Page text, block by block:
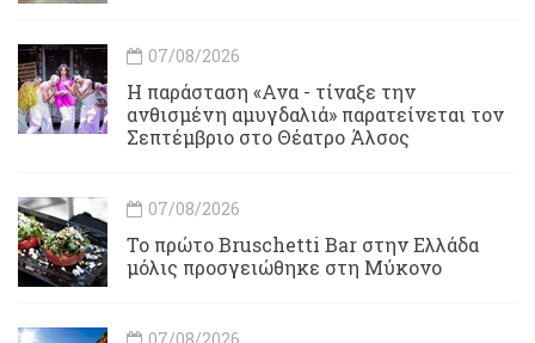
07/08/2026
Η παράσταση «Ανα - τίναξε την
ανθισμένη αμυγδαλιά» παρατείνεται τον
Σεπτέμβριο στο Θέατρο Άλσος
07/08/2026
Το πρώτο Bruschetti Bar στην Ελλάδα
μόλις προσγειώθηκε στη Μύκονο